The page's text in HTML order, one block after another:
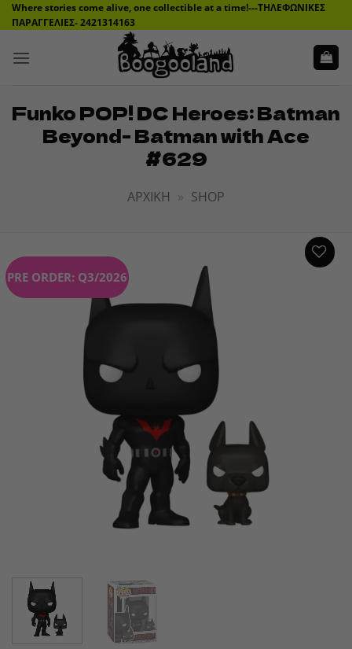
Μετάβαση
στο
Where stories come alive, one collectible at a time!---ΤΗΛΕΦΩΝΙΚΕΣ
ΠΑΡΑΓΓΕΛΙΕΣ- 2421314163
Funko POP! DC Heroes: Batman
Beyond- Batman with Ace
#629
ΑΡΧΙΚΉ » SHOP
PRE ORDER: Q3/2026